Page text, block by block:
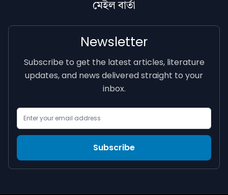
মেইল বাৰ্তা
Newsletter
Subscribe to get the latest articles, literature
updates, and news delivered straight to your
inbox.
Subscribe